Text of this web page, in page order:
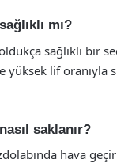
mı?
sağlıklı bir
yüksek lif oranıyla
saklanır?
hava